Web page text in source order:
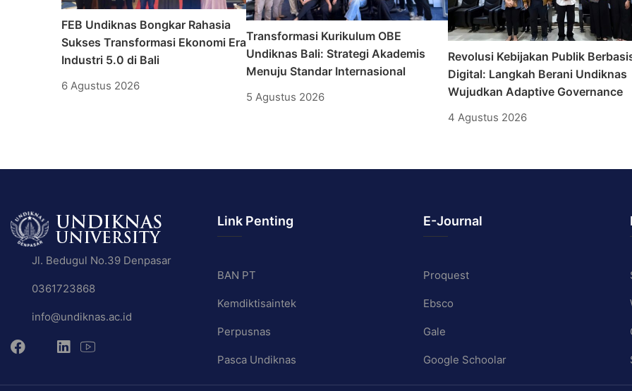
FEB Undiknas Bongkar Rahasia
Sukses Transformasi Ekonomi Era
Industri 5.0 di Bali
6 Agustus 2026
Transformasi Kurikulum OBE
Undiknas Bali: Strategi Akademis
Menuju Standar Internasional
5 Agustus 2026
Revolusi Kebijakan Publik
Digital: Langkah Berani Undiknas
Wujudkan Adaptive Governance
4 Agustus 2026
Jl. Bedugul No.39 Denpasar
0361723868
info@undiknas.ac.id
Link Penting
BAN PT
Kemdiktisaintek
Perpusnas
Pasca Undiknas
E-Journal
Proquest
Ebsco
Gale
Google Schoolar